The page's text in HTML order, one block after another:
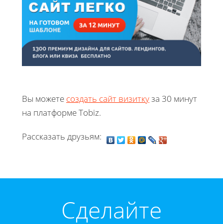
Вы можете создать сайт визиткуза 30 минут
на платформе Tobiz.
Рассказать друзьям:
Cделайте